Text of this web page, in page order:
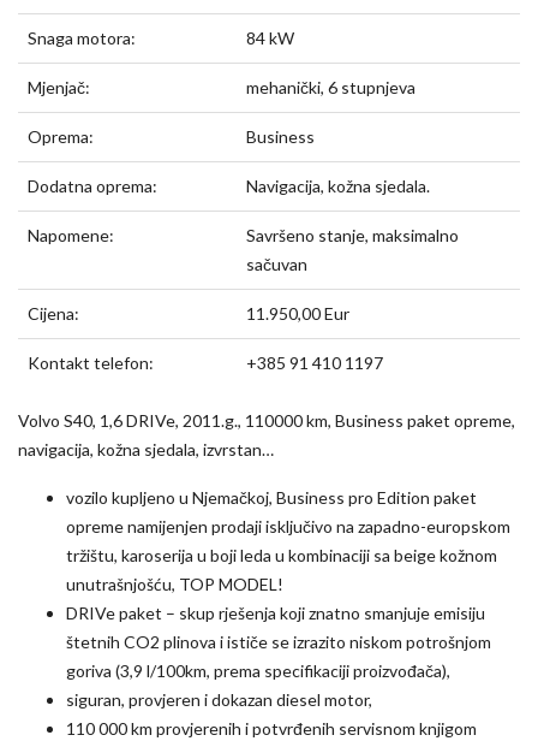
Snaga motora: 84 kW
Mjenjač: mehanički, 6 stupnjeva
Oprema: Business
Dodatna oprema: Navigacija, kožna sjedala.
Napomene:
Savršeno stanje, maksimalno
sačuvan
Cijena: 11.950,00 Eur
Kontakt telefon: +385 91 410 1197
Volvo S40, 1,6 DRIVe, 2011.g., 110000 km, Business paket opreme,
navigacija, kožna sjedala, izvrstan…
vozilo kupljeno u Njemačkoj, Business pro Edition paket
opreme namijenjen prodaji isključivo na zapadno-europskom
tržištu, karoserija u boji leda u kombinaciji sa beige kožnom
unutrašnjošću, TOP MODEL!
DRIVe paket – skup rješenja koji znatno smanjuje emisiju
štetnih CO2 plinova i ističe se izrazito niskom potrošnjom
goriva (3,9 l/100km, prema specifikaciji proizvođača),
siguran, provjeren i dokazan diesel motor,
110 000 km provjerenih i potvrđenih servisnom knjigom